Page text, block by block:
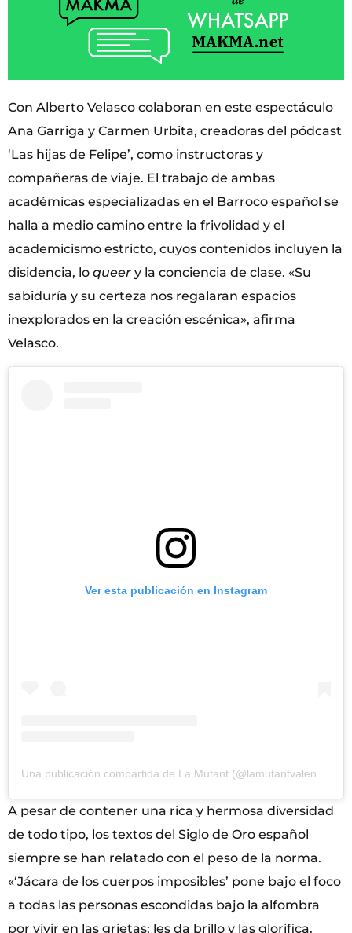
Con Alberto Velasco colaboran en este espectáculo
Ana Garriga y Carmen Urbita, creadoras del pódcast
‘Las hijas de Felipe’, como instructoras y
compañeras de viaje. El trabajo de ambas
académicas especializadas en el Barroco español se
halla a medio camino entre la frivolidad y el
academicismo estricto, cuyos contenidos incluyen la
disidencia, lo queer y la conciencia de clase. «Su
sabiduría y su certeza nos regalaran espacios
inexplorados en la creación escénica», afirma
Velasco.
Ver esta publicación en Instagram
Una publicación compartida de La Mutant (@lamutantvalencia)
A pesar de contener una rica y hermosa diversidad
de todo tipo, los textos del Siglo de Oro español
siempre se han relatado con el peso de la norma.
«‘Jácara de los cuerpos imposibles’ pone bajo el foco
a todas las personas escondidas bajo la alfombra
por vivir en las grietas; les da brillo y las glorifica.